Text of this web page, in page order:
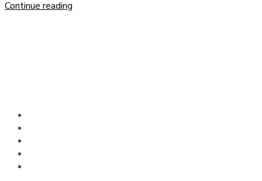
Continue reading